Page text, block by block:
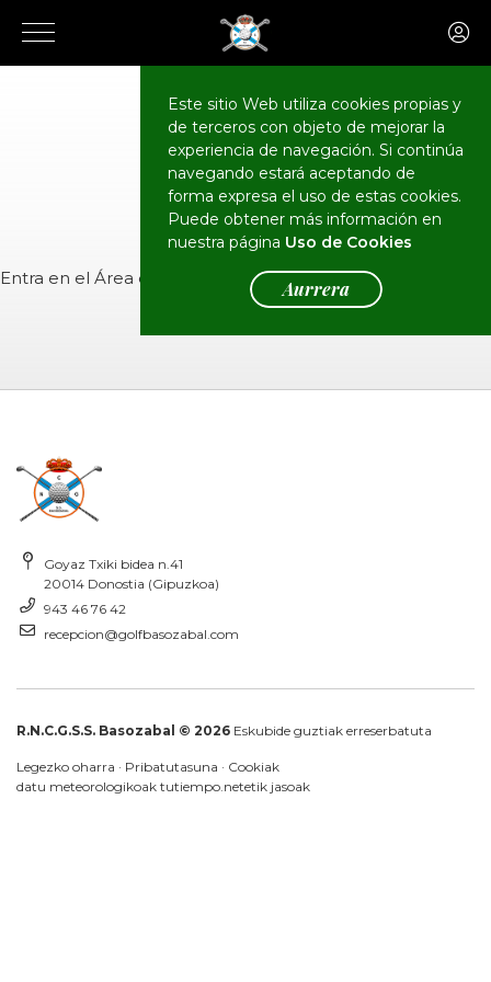
Este sitio Web utiliza cookies propias y
de terceros con objeto de mejorar la
experiencia de navegación. Si continúa
navegando estará aceptando de
forma expresa el uso de estas cookies.
Puede obtener más información en
nuestra página Uso de Cookies
Aurrera
CALENDARIO
Eventos
Entra en el Área de Socios para ver el evento.
Goyaz Txiki bidea n.41
20014 Donostia (Gipuzkoa)
943 46 76 42
recepcion@golfbasozabal.com
R.N.C.G.S.S. Basozabal © 2026 Eskubide guztiak erreserbatuta
Legezko oharra · Pribatutasuna · Cookiak
datu meteorologikoak tutiempo.netetik jasoak